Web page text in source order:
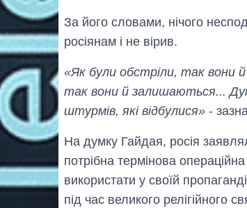
За його словами, нічого
росіянам і не вірив.
«Як були обстріли, так вони
так вони й залишаються...
штурмів, які відбулися» -
На думку Гайдая, росія
потрібна термінова
використати у своїй
під час великого релігійного